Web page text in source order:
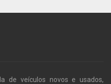
de veículos novos e usados,